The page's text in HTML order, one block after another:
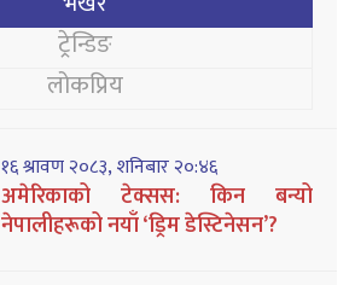
ट्रेन्डिङ
लोकप्रिय
१६ श्रावण २०८३, शनिबार २०:४६
अमेरिकाको टेक्सस: किन बन्यो
नेपालीहरूको नयाँ ‘ड्रिम डेस्टिनेसन’?